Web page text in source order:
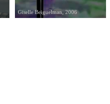
Giselle Beiguelman, 2006